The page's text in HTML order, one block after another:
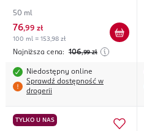
50 ml
76,99 zł
100 ml = 153,98 zł
Najniższa cena: 106,99 zł
Niedostępny online
Sprawdź dostępność w
drogerii
TYLKO U NAS